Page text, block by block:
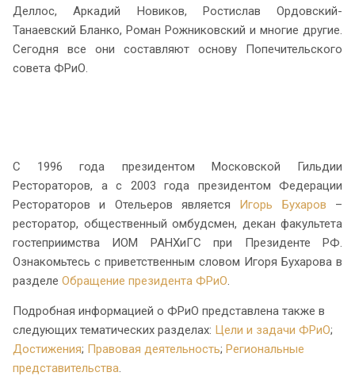
Деллос, Аркадий Новиков, Ростислав Ордовский-
Танаевский Бланко, Роман Рожниковский и многие другие.
Сегодня все они составляют основу Попечительского
совета ФРиО.
С 1996 года президентом Московской Гильдии
Рестораторов, а с 2003 года президентом Федерации
Рестораторов и Отельеров является Игорь Бухаров –
ресторатор, общественный омбудсмен, декан факультета
гостеприимства ИОМ РАНХиГС при Президенте РФ.
Ознакомьтесь с приветственным словом Игоря Бухарова в
разделе Обращение президента ФРиО.
Подробная информацией о ФРиО представлена также в
следующих тематических разделах: Цели и задачи ФРиО;
Достижения; Правовая деятельность; Региональные
представительства.